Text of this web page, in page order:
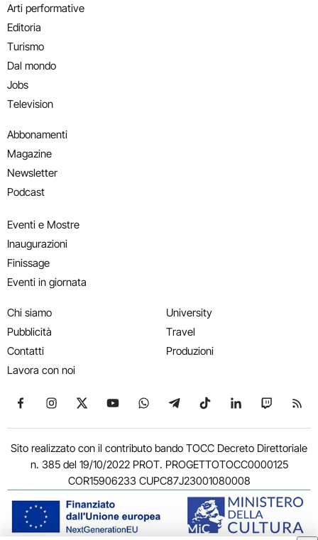
Arti performative
Editoria
Turismo
Dal mondo
Jobs
Television
Abbonamenti
Magazine
Newsletter
Podcast
Eventi e Mostre
Inaugurazioni
Finissage
Eventi in giornata
Chi siamo
Pubblicità
Contatti
Lavora con noi
University
Travel
Produzioni
Seguici su Facebook
Seguici su Instagram
Seguici su X
Seguici su YouTube
Seguici su WhatsApp
Seguici su Telegram
Seguici su TikTok
Seguici su
Seguici
Sito realizzato con il contributo bando TOCC Decreto Direttoriale
n. 385 del 19/10/2022 PROT. PROGETTOTOCC0000125
COR15906233 CUPC87J23001080008